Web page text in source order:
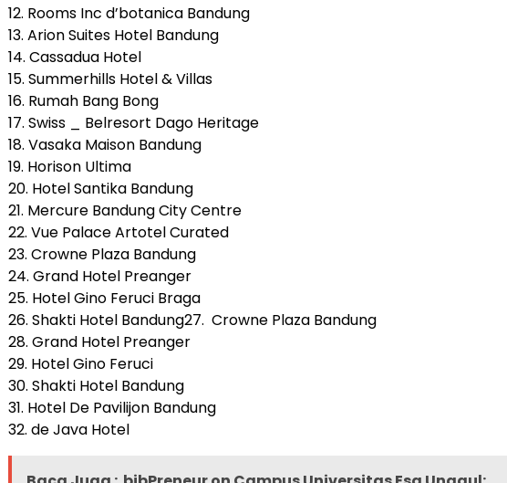
12. Rooms Inc d’botanica Bandung
13. Arion Suites Hotel Bandung
14. Cassadua Hotel
15. Summerhills Hotel & Villas
16. Rumah Bang Bong
17. Swiss _ Belresort Dago Heritage
18. Vasaka Maison Bandung
19. Horison Ultima
20. Hotel Santika Bandung
21. Mercure Bandung City Centre
22. Vue Palace Artotel Curated
23. Crowne Plaza Bandung
24. Grand Hotel Preanger
25. Hotel Gino Feruci Braga
26. Shakti Hotel Bandung27. Crowne Plaza Bandung
28. Grand Hotel Preanger
29. Hotel Gino Feruci
30. Shakti Hotel Bandung
31. Hotel De Pavilijon Bandung
32. de Java Hotel